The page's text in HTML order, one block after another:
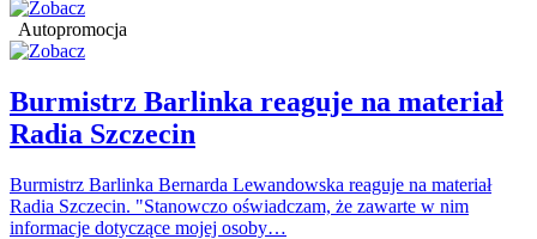
Autopromocja
Burmistrz Barlinka reaguje na materiał
Radia Szczecin
Burmistrz Barlinka Bernarda Lewandowska reaguje na materiał
Radia Szczecin. "Stanowczo oświadczam, że zawarte w nim
informacje dotyczące mojej osoby…